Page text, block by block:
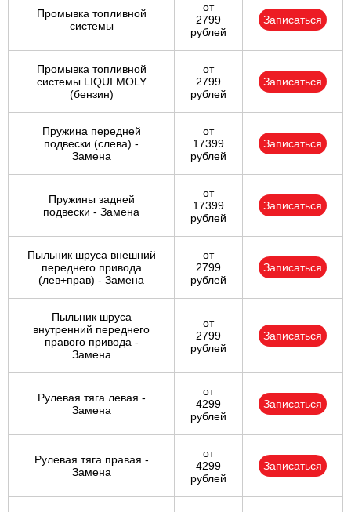
Промывка топливной
системы
от
2799
рублей
Записаться
Промывка топливной
системы LIQUI MOLY
(бензин)
от
2799
рублей
Записаться
Пружина передней
подвески (слева) -
Замена
от
17399
рублей
Записаться
Пружины задней
подвески - Замена
от
17399
рублей
Записаться
Пыльник шруса внешний
переднего привода
(лев+прав) - Замена
от
2799
рублей
Записаться
Пыльник шруса
внутренний переднего
правого привода -
Замена
от
2799
рублей
Записаться
Рулевая тяга левая -
Замена
от
4299
рублей
Записаться
Рулевая тяга правая -
Замена
от
4299
рублей
Записаться